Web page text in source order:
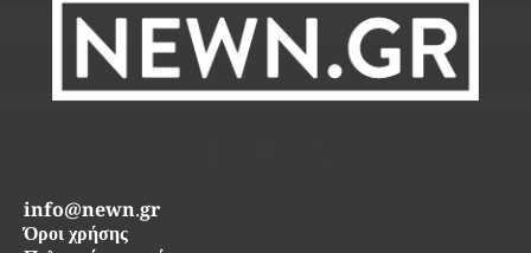
info@newn.gr
Όροι χρήσης